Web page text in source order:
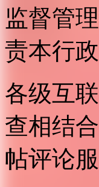
监督管
责本行
各级互
查相结
帖评论